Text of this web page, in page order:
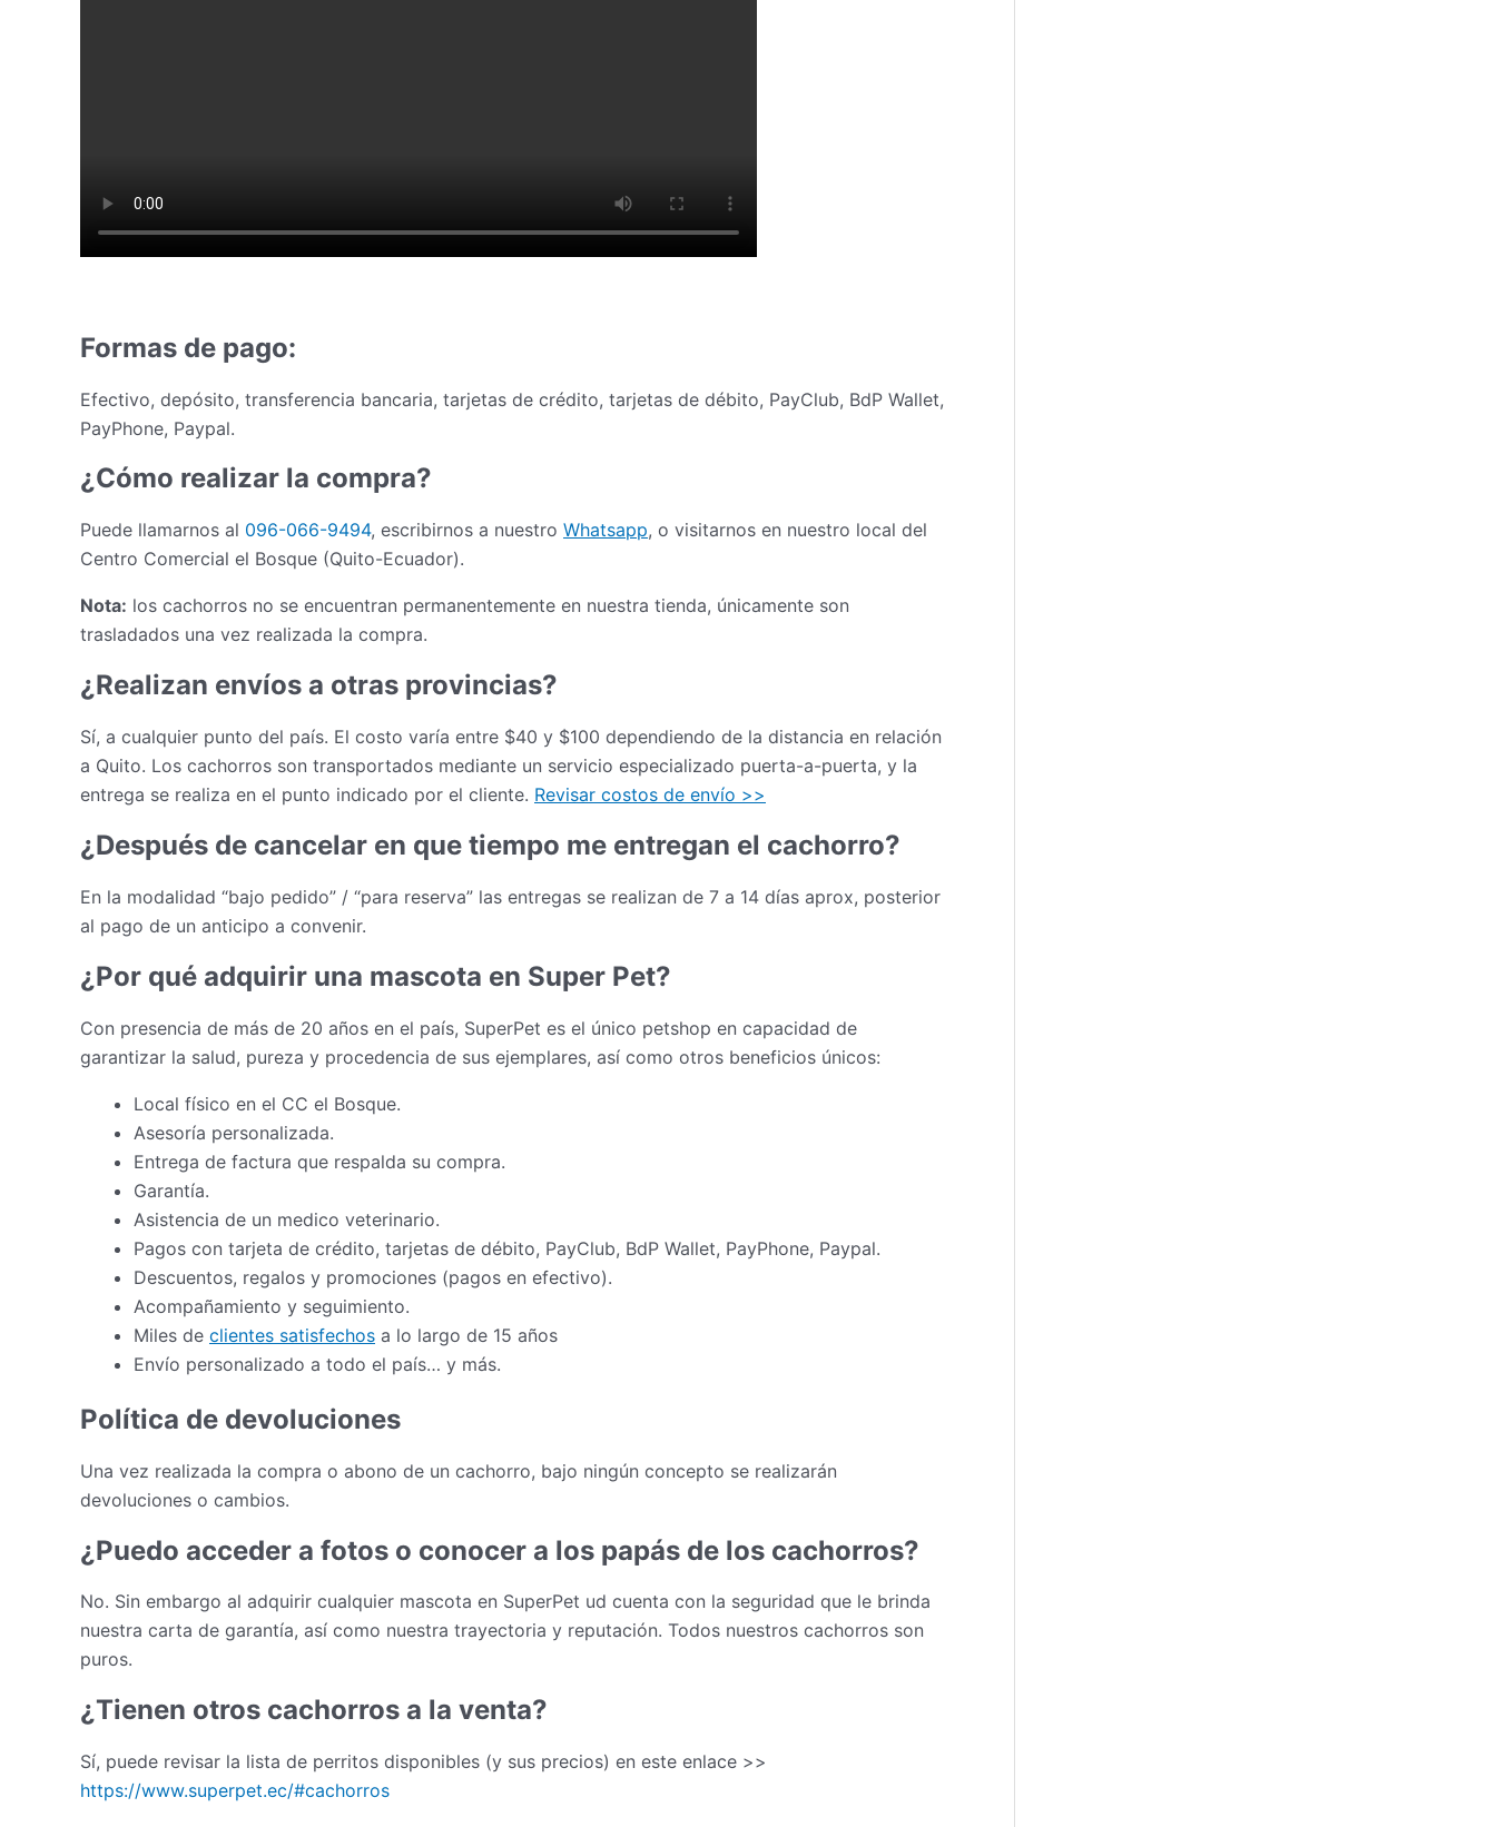
Formas de pago:
Efectivo, depósito, transferencia bancaria, tarjetas de crédito, tarjetas de débito, PayClub, BdP Wallet,
PayPhone, Paypal.
¿Cómo realizar la compra?
Puede llamarnos al 096-066-9494, escribirnos a nuestro Whatsapp, o visitarnos en nuestro local del
Centro Comercial el Bosque (Quito-Ecuador).
Nota: los cachorros no se encuentran permanentemente en nuestra tienda, únicamente son
trasladados una vez realizada la compra.
¿Realizan envíos a otras provincias?
Sí, a cualquier punto del país. El costo varía entre $40 y $100 dependiendo de la distancia en relación
a Quito. Los cachorros son transportados mediante un servicio especializado puerta-a-puerta, y la
entrega se realiza en el punto indicado por el cliente. Revisar costos de envío >>
¿Después de cancelar en que tiempo me entregan el cachorro?
En la modalidad “bajo pedido” / “para reserva” las entregas se realizan de 7 a 14 días aprox, posterior
al pago de un anticipo a convenir.
¿Por qué adquirir una mascota en Super Pet?
Con presencia de más de 20 años en el país, SuperPet es el único petshop en capacidad de
garantizar la salud, pureza y procedencia de sus ejemplares, así como otros beneficios únicos:
Local físico en el CC el Bosque.
Asesoría personalizada.
Entrega de factura que respalda su compra.
Garantía.
Asistencia de un medico veterinario.
Pagos con tarjeta de crédito, tarjetas de débito, PayClub, BdP Wallet, PayPhone, Paypal.
Descuentos, regalos y promociones (pagos en efectivo).
Acompañamiento y seguimiento.
Miles de clientes satisfechos a lo largo de 15 años
Envío personalizado a todo el país… y más.
Política de devoluciones
Una vez realizada la compra o abono de un cachorro, bajo ningún concepto se realizarán
devoluciones o cambios.
¿Puedo acceder a fotos o conocer a los papás de los cachorros?
No. Sin embargo al adquirir cualquier mascota en SuperPet ud cuenta con la seguridad que le brinda
nuestra carta de garantía, así como nuestra trayectoria y reputación. Todos nuestros cachorros son
puros.
¿Tienen otros cachorros a la venta?
Sí, puede revisar la lista de perritos disponibles (y sus precios) en este enlace >>
https://www.superpet.ec/#cachorros